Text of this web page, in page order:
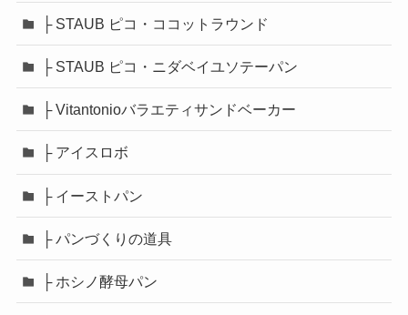
├ STAUB ピコ・ココットラウンド
├ STAUB ピコ・ニダベイユソテーパン
├ Vitantonioバラエティサンドベーカー
├ アイスロボ
├ イーストパン
├ パンづくりの道具
├ ホシノ酵母パン